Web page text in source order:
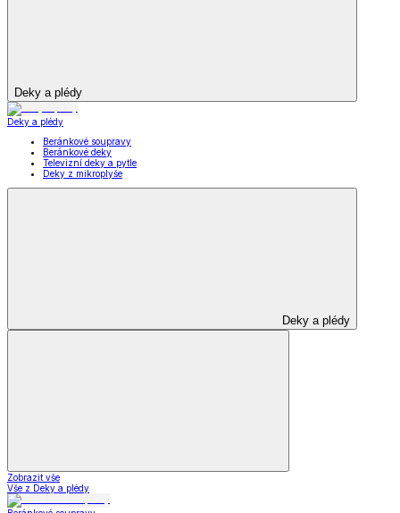
Deky a plédy
Deky a plédy
Beránkové soupravy
Beránkové deky
Televizní deky a pytle
Deky z mikroplyše
Deky a plédy
Zobrazit vše
Vše z Deky a plédy